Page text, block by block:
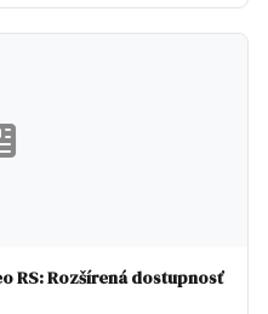
RS: Rozšírená dostupnosť